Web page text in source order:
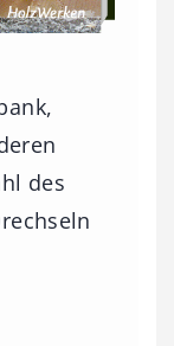
des